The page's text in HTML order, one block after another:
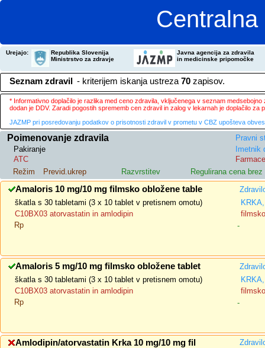
Urejajo:
Republika Slovenija
Ministrstvo za zdravje
Javna agencija za zdravila
in medicinske pripomočke
Seznam zdravil - kriterijem iskanja ustreza 70 zapisov.
* Informativno doplačilo je razlika med ceno zdravila, vključenega v seznam
dodan je DDV. Zaradi pogostih sprememb cen zdravil in zalog v lekarnah je doplačilo
JAZMP pri posredovanju podatkov o prisotnosti zdravil v prometu v CBZ upošteva
Poimenovanje zdravila
Pravni
Pakiranje
Imetnik
ATC
Režim
Previd.ukrep Razvrstitev Regulirana cena brez
Amaloris 10 mg/10 mg filmsko obložene table
škatla s 30 tabletami (3 x 10 tablet v pretisnem omotu)
C10BX03 atorvastatin in amlodipin
Rp
-
Amaloris 5 mg/10 mg filmsko obložene tablet
škatla s 30 tabletami (3 x 10 tablet v pretisnem omotu)
C10BX03 atorvastatin in amlodipin
Rp
-
Amlodipin/atorvastatin Krka 10 mg/10 mg fil